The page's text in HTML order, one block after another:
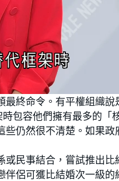
最終命令。有平權組織
包容他們擁有最多的「
仍然很不清楚。如果
民事結合，嘗試推出
侶可獲比結婚次一級